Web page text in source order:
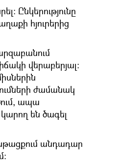
Ընկերությունը
հյուրերից
վերաբերյալ:
ժամանակ
ապա
են ծագել
անդադար